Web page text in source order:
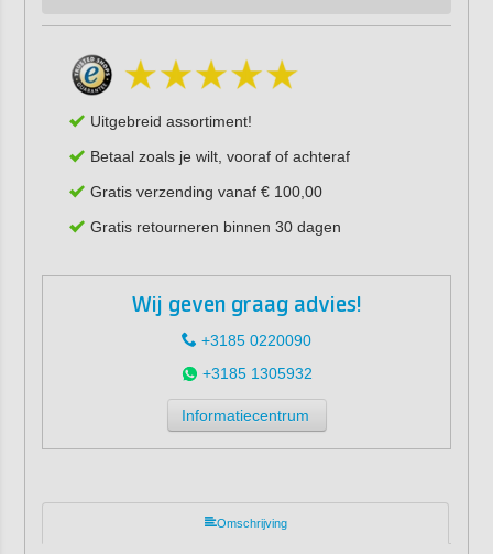
Uitgebreid assortiment!
Betaal zoals je wilt, vooraf of achteraf
Gratis verzending vanaf € 100,00
Gratis retourneren binnen 30 dagen
Wij geven graag advies!
+3185 0220090
+3185 1305932
Informatiecentrum
Omschrijving